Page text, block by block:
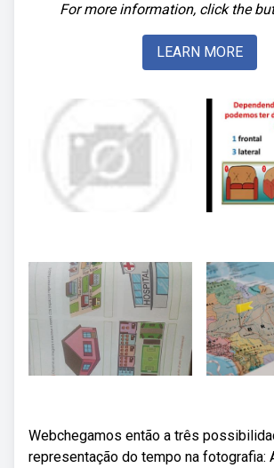
For more information, click the
LEARN MORE
Webchegamos então a três
representação do tempo na fotografia: